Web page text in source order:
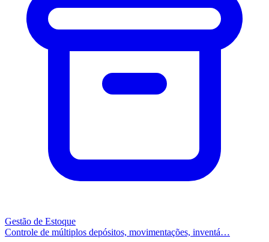
Gestão de Estoque
Controle de múltiplos depósitos, movimentações, inventá…